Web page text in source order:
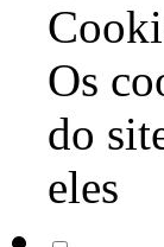
Os
do
eles